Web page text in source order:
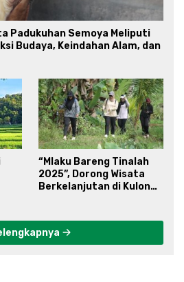
Padukuhan Semoya Meliputi
Budaya, Keindahan Alam, dan
“Mlaku Bareng Tinalah
2025”, Dorong Wisata
Berkelanjutan di Kulon